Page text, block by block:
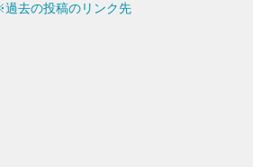
去の投稿のリンク先